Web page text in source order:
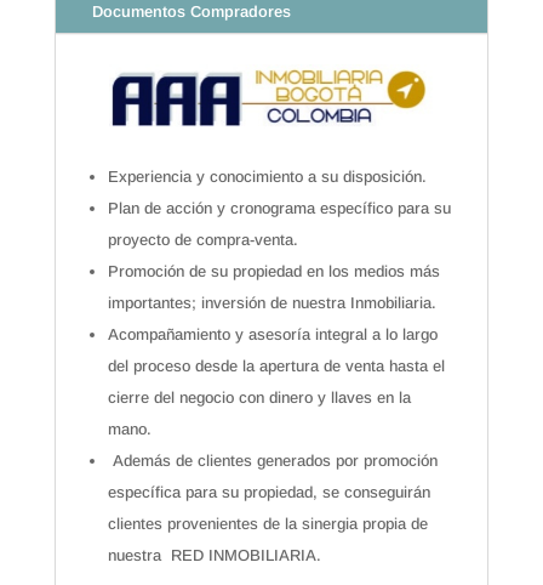
Documentos Compradores
Experiencia y conocimiento a su disposición.
Plan de acción y cronograma específico para su
proyecto de compra-venta.
Promoción de su propiedad en los medios más
importantes; inversión de nuestra Inmobiliaria.
Acompañamiento y asesoría integral a lo largo
del proceso desde la apertura de venta hasta el
cierre del negocio con dinero y llaves en la
mano.
Además de clientes generados por promoción
específica para su propiedad, se conseguirán
clientes provenientes de la sinergia propia de
nuestra RED INMOBILIARIA.